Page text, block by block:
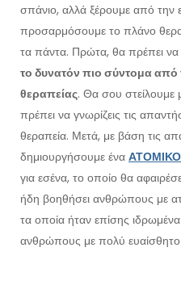
σπάνιο, αλλά ξέρουμε από την
προσαρμόσουμε το πλάνο
τα πάντα. Πρώτα, θα πρέπει να
το δυνατόν πιο σύντομα από
θεραπείας. Θα σου στείλουμε
πρέπει να γνωρίζεις τις
θεραπεία. Μετά, με βάση τις
δημιουργήσουμε ένα
για εσένα, το οποίο θα
ήδη βοηθήσει ανθρώπους με
τα οποία ήταν επίσης
ανθρώπους με πολύ